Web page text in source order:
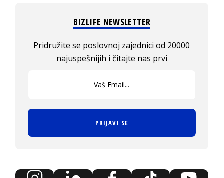
BIZLIFE NEWSLETTER
Pridružite se poslovnoj zajednici od 20000
najuspešnijih i čitajte nas prvi
PRIJAVI SE